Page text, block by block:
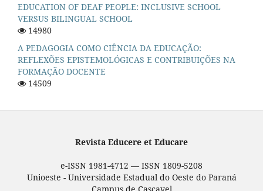
EDUCATION OF DEAF PEOPLE: INCLUSIVE SCHOOL
VERSUS BILINGUAL SCHOOL
14980
A PEDAGOGIA COMO CIÊNCIA DA EDUCAÇÃO:
REFLEXÕES EPISTEMOLÓGICAS E CONTRIBUIÇÕES NA
FORMAÇÃO DOCENTE
14509
Revista Educere et Educare
e-ISSN 1981-4712 — ISSN 1809-5208
Unioeste - Universidade Estadual do Oeste do Paraná